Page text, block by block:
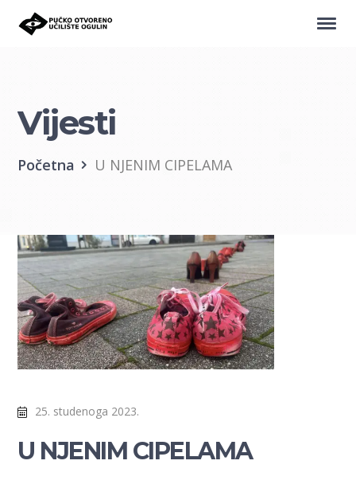
Vijesti
Početna U NJENIM CIPELAMA
25. studenoga 2023.
U NJENIM CIPELAMA